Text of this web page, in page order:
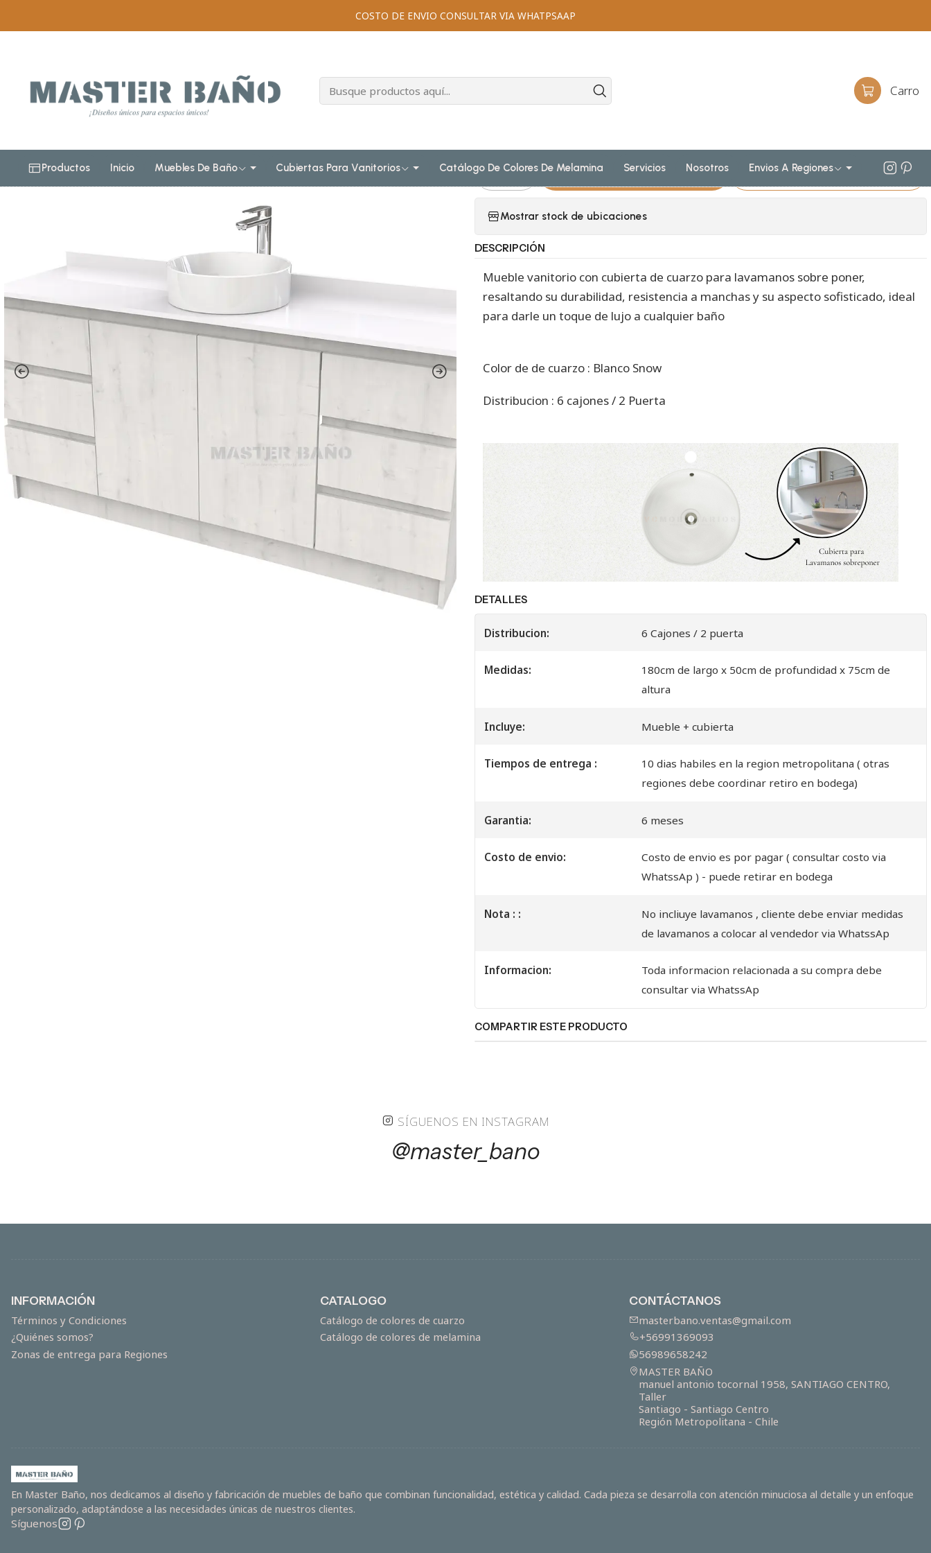
Carro
Productos Inicio Muebles De Baño Cubiertas Para Vanitorios Catálogo De Colores De Melamina Servicios Nosotros Envios A Regiones
COSTO DE ENVIO CONSULTAR VIA WHATPSAAP
Muebles para lavamanos sobreponer Muebles para lavamanos sobreponer al piso simple
Mueble Vanitorio al piso para lavamanos
sobreponer simple de 180 cm M2-1830-SPA
Agregar Al Carro Comprar Ahora
Mostrar stock de ubicaciones
DESCRIPCIÓN
Mueble vanitorio con cubierta de cuarzo para lavamanos sobre poner,
resaltando su durabilidad, resistencia a manchas y su aspecto sofisticado, ideal
para darle un toque de lujo a cualquier baño
Color de de cuarzo : Blanco Snow
Distribucion : 6 cajones / 2 Puerta
DETALLES
Distribucion: 6 Cajones / 2 puerta
Medidas:
180cm de largo x 50cm de profundidad x 75cm de
altura
Incluye: Mueble + cubierta
Tiempos de entrega :
10 dias habiles en la region metropolitana ( otras
regiones debe coordinar retiro en bodega)
Garantia: 6 meses
Costo de envio:
Costo de envio es por pagar ( consultar costo via
WhatssAp ) - puede retirar en bodega
Nota : :
No incliuye lavamanos , cliente debe enviar medidas
de lavamanos a colocar al vendedor via WhatssAp
Informacion:
Toda informacion relacionada a su compra debe
consultar via WhatssAp
COMPARTIR ESTE PRODUCTO
SÍGUENOS EN INSTAGRAM
@master_bano
INFORMACIÓN
Términos y Condiciones
¿Quiénes somos?
Zonas de entrega para Regiones
CATALOGO
Catálogo de colores de cuarzo
Catálogo de colores de melamina
CONTÁCTANOS
masterbano.ventas@gmail.com
+56991369093
56989658242
MASTER BAÑO
manuel antonio tocornal 1958, SANTIAGO CENTRO,
Taller
Santiago - Santiago Centro
Región Metropolitana - Chile
En Master Baño, nos dedicamos al diseño y fabricación de muebles de baño que combinan funcionalidad, estética y calidad. Cada pieza se desarrolla con atención minuciosa al detalle y un enfoque
personalizado, adaptándose a las necesidades únicas de nuestros clientes.
Síguenos